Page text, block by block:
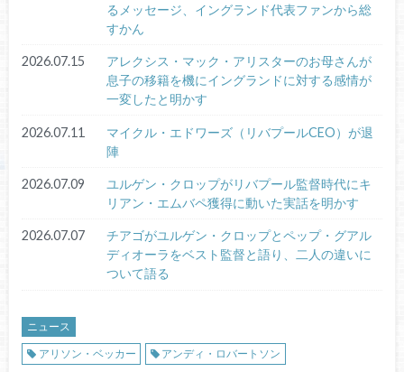
るメッセージ、イングランド代表ファンから総
すかん
2026.07.15
アレクシス・マック・アリスターのお母さんが
息子の移籍を機にイングランドに対する感情が
一変したと明かす
2026.07.11
マイクル・エドワーズ（リバプールCEO）が退
陣
2026.07.09
ユルゲン・クロップがリバプール監督時代にキ
リアン・エムバペ獲得に動いた実話を明かす
2026.07.07
チアゴがユルゲン・クロップとペップ・グアル
ディオーラをベスト監督と語り、二人の違いに
ついて語る
ニュース
アリソン・ベッカー
アンディ・ロバートソン